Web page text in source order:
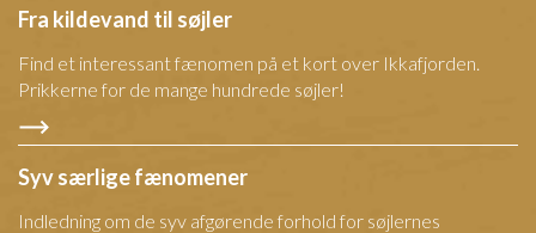
Fra kildevand til søjler
Find et interessant fænomen på et kort over Ikkafjorden.
Prikkerne for de mange hundrede søjler!
Syv særlige fænomener
Indledning om de syv afgørende forhold for søjlernes